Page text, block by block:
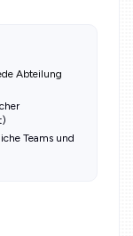
Abteilung
Teams und